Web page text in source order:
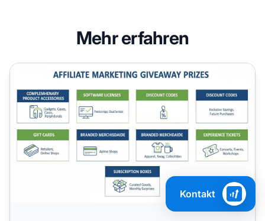
Mehr erfahren
Die besten Affiliate-Marketing-Gewinnspielpreise im Jahr
Kontakt